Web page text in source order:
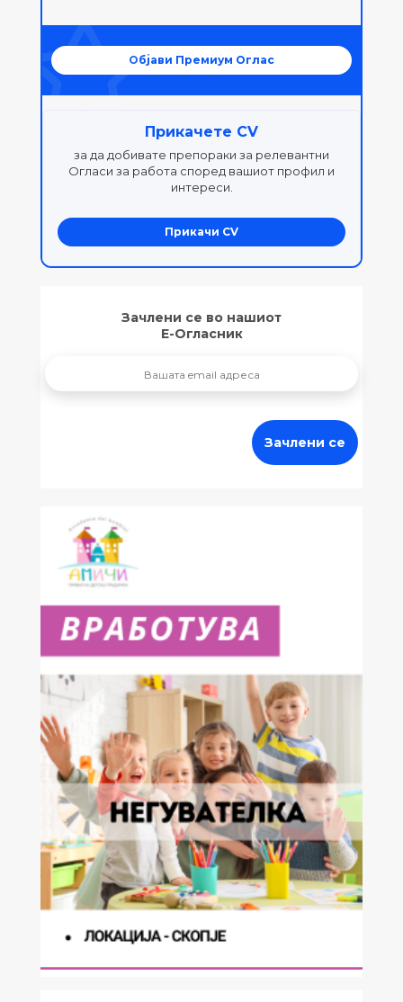
Објави Премиум Оглас
Прикачете CV
за да добивате препораки за релевантни
Огласи за работа според вашиот профил и
интереси.
Прикачи CV
Зачлени се во нашиот
Е-Огласник